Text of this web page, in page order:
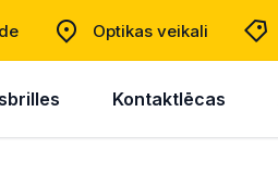
Optikas veikali
Kontaktlēcas